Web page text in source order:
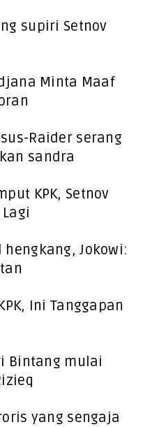
supiri Setnov
Minta Maaf
Raider serang
sandra
KPK, Setnov
Jokowi:
Ini Tanggapan
Bintang mulai
yang sengaja